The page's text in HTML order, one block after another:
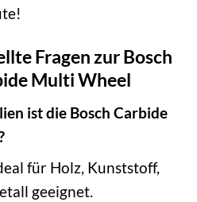
Fragen zur Bosch
Multi Wheel
ist die Bosch Carbide
für Holz, Kunststoff,
geeignet.